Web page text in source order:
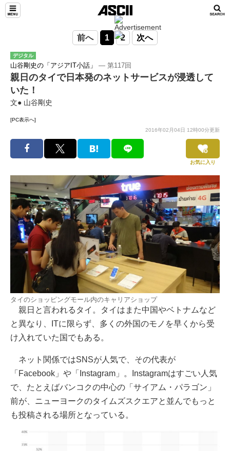
前へ 1 2 次へ
デジタル
山谷剛史の「アジアIT小話」 ― 第117回
親日のタイで日本発のネットサービスが浸透して
いた！
文● 山谷剛史
[PC表示へ]
2016年02月04日 12時00分更新
お気に入り
タイのショッピングモール内のキャリアショップ
親日と言われるタイ。タイはまた中国やベトナムなど
と異なり、ITに限らず、多くの外国のモノを早くから受
け入れていた国でもある。
ネット関係ではSNSが人気で、その代表が
「Facebook」や「Instagram」。Instagramはすごい人気
で、たとえばバンコクの中心の「サイアム・パラゴン」
前が、ニューヨークのタイムズスクエアと並んでもっと
も投稿される場所となっている。